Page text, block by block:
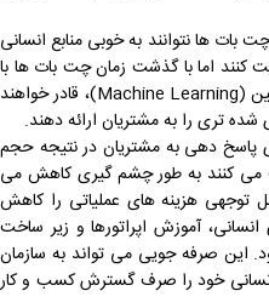
بات ها نتوانند به خوبی منابع انسانی
اما با گذشت زمان چت بات‌ ها با
استفاده از هوش مصنوعی و یادگیری ماشین (Machine Learning)، قادر خواهند
‌تری را به مشتریان ارائه دهند.
پاسخ دهی به مشتریان در نتیجه حجم
می کنند به طور چشم گیری کاهش می
توجهی هزینه ‌های عملیاتی را کاهش
آموزش اپراتورها و زیر ساخت
این صرفه جویی می تواند به سازمان
خود را صرف گسترش کسب و کار